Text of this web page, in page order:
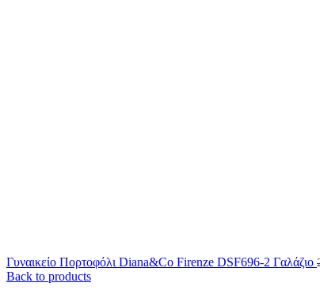
Γυναικείο Πορτοφόλι Diana&Co Firenze DSF696-2 Γαλάζιο
Back to products